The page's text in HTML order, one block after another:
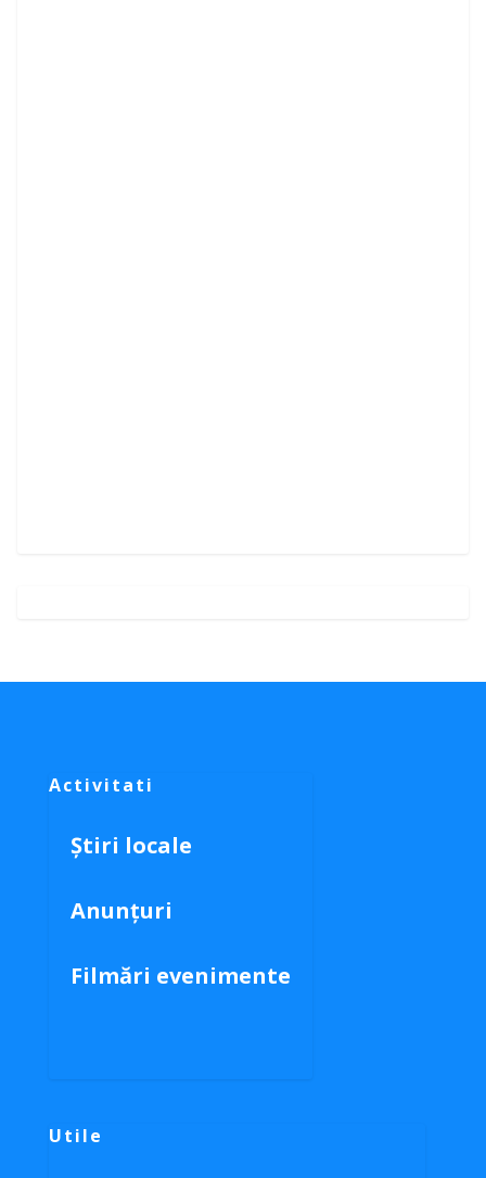
Activitati
Știri locale
Anunțuri
Filmări evenimente
Utile